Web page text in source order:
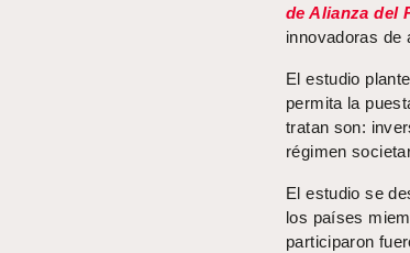
de Alianza del
innovadoras de
El estudio
permita la
tratan son:
régimen
El estudio se
los países
participaron